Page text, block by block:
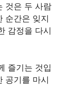
것은 두 사람
순간은 잊지
감정을 다시
즐기는 것입
공기를 마시